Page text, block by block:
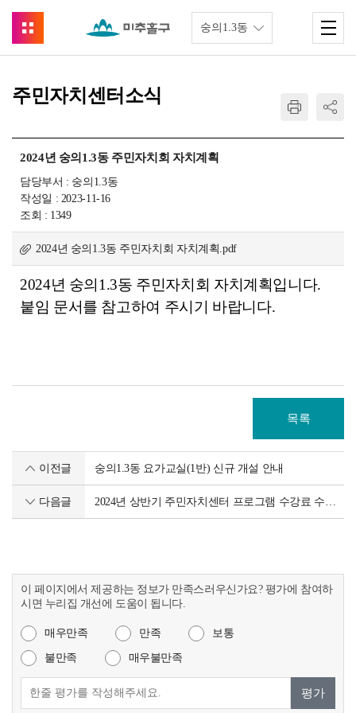
주민자치센터소식
2024년 숭의1.3동 주민자치회 자치계획
담당부서 : 숭의1.3동
작성일 : 2023-11-16
조회 : 1349
2024년 숭의1.3동 주민자치회 자치계획.pdf
2024년 숭의1.3동 주민자치회 자치계획입니다.
붙임 문서를 참고하여 주시기 바랍니다.
목록
이전글 숭의1.3동 요가교실(1반) 신규 개설 안내
다음글 2024년 상반기 주민자치센터 프로그램 수강료 수입 및 지출내역 공고
이 페이지에서 제공하는 정보가 만족스러우신가요? 평가에 참여하
시면 누리집 개선에 도움이 됩니다.
매우만족 만족 보통
불만족 매우불만족
평가